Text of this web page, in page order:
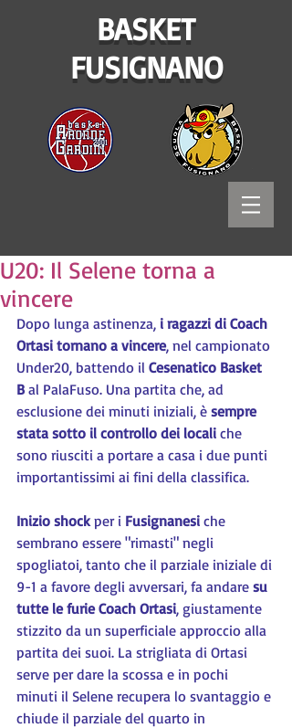
BASKET
FUSIGNANO
U20: Il Selene torna a
vincere
Dopo lunga astinenza, i ragazzi di Coach
Ortasi tornano a vincere, nel campionato
Under20, battendo il Cesenatico Basket
B al PalaFuso. Una partita che, ad
esclusione dei minuti iniziali, è sempre
stata sotto il controllo dei locali che
sono riusciti a portare a casa i due punti
importantissimi ai fini della classifica.
Inizio shock per i Fusignanesi che
sembrano essere "rimasti" negli
spogliatoi, tanto che il parziale iniziale di
9-1 a favore degli avversari, fa andare su
tutte le furie Coach Ortasi, giustamente
stizzito da un superficiale approccio alla
partita dei suoi. La strigliata di Ortasi
serve per dare la scossa e in pochi
minuti il Selene recupera lo svantaggio e
chiude il parziale del quarto in